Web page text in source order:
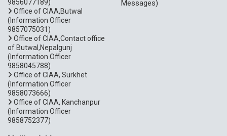
9856077189)
Office of CIAA,Butwal
(Information Officer
9857075031)
Office of CIAA,Contact office
of Butwal,Nepalgunj
(Information Officer
9858045788)
Office of CIAA, Surkhet
(Information Officer
9858073666)
Office of CIAA, Kanchanpur
(Information Officer
9858752377)
Messages)